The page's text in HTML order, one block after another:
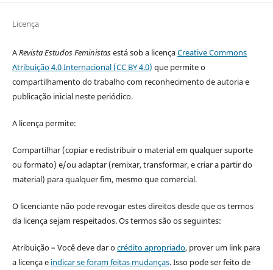
Licença
ARevista Estudos Feministasestá sob a licençaCreative Commons
Atribuição 4.0 Internacional (CC BY 4.0) que permite o
compartilhamento do trabalho com reconhecimento de autoria e
publicação inicial neste periódico.
A licença permite:
Compartilhar (copiar e redistribuir o material em qualquer suporte
ou formato) e/ou adaptar (remixar, transformar, e criar a partir do
material) para qualquer fim, mesmo que comercial.
O licenciante não pode revogar estes direitos desde que os termos
da licença sejam respeitados. Os termos são os seguintes:
Atribuição – Você deve dar ocrédito apropriado, prover um link para
a licença e indicar se foram feitas mudanças. Isso pode ser feito de